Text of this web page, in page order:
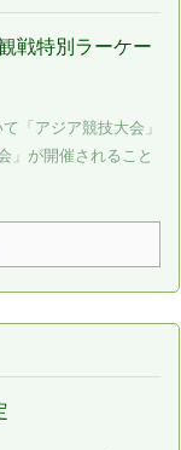
戦特別ラーケー
「アジア競技大会」
」が開催されること